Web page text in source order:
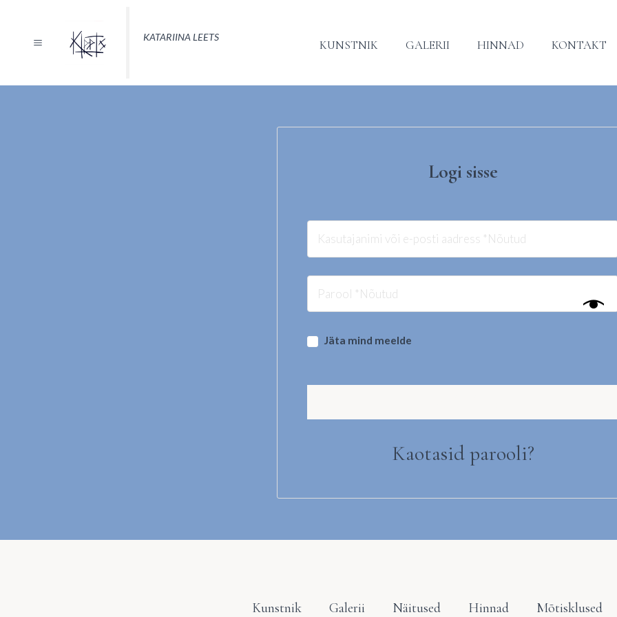
content
KATARIINA LEETS
KUNSTNIK GALERII HINNAD KONTAKT
Logi sisse
Jäta mind meelde
Kaotasid parooli?
Kunstnik Galerii Näitused Hinnad Mõtisklused